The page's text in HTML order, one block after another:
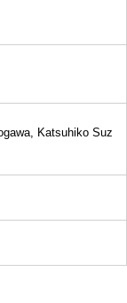
Katsuhiko Suz